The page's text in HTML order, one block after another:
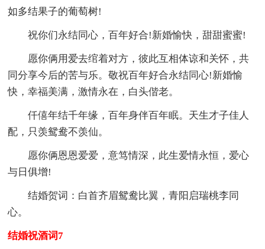
如多结果子的葡萄树!
祝你们永结同心，百年好合!新婚愉快，甜甜蜜蜜!
愿你俩用爱去绾着对方，彼此互相体谅和关怀，共
同分享今后的苦与乐。敬祝百年好合永结同心!新婚愉
快，幸福美满，激情永在，白头偕老。
仟僖年结千年缘，百年身伴百年眠。天生才子佳人
配，只羡鸳鸯不羡仙。
愿你俩恩恩爱爱，意笃情深，此生爱情永恒，爱心
与日俱增!
结婚贺词：白首齐眉鸳鸯比翼，青阳启瑞桃李同
心。
结婚祝酒词7